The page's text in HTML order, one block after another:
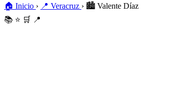
🏠 Inicio › 📍 Veracruz › 🏙️ Valente Díaz
📚 ⭐ 🛒 📍